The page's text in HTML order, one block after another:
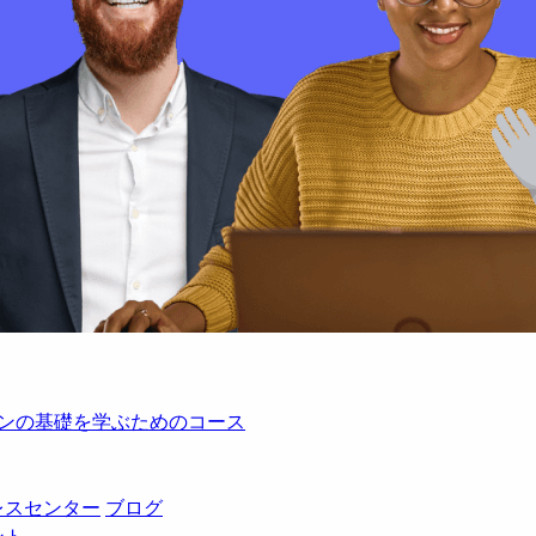
基礎を学ぶためのコース
センター ブログ